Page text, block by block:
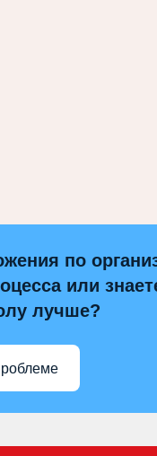
по
или
лучше?